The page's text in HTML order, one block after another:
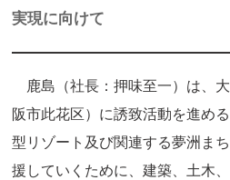
実現に向けて
鹿島（社長：押味至一）は、
阪市此花区）に誘致活動を進め
型リゾート及び関連する夢洲ま
援していくために、建築、土木